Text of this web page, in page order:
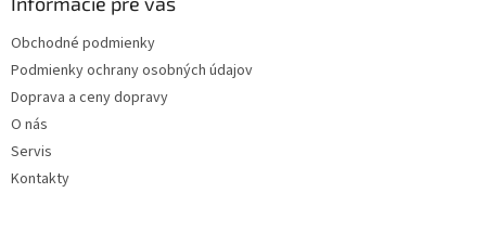
Obchodné podmienky
Podmienky ochrany osobných údajov
Doprava a ceny dopravy
O nás
Servis
Kontakty